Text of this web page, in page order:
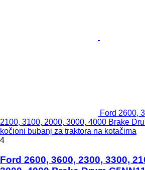
Ford 2600,
2100, 3100, 2000, 3000, 4000 Brake
kočioni bubanj za traktora na kotačima
4
Ford 2600, 3600, 2300, 3300,